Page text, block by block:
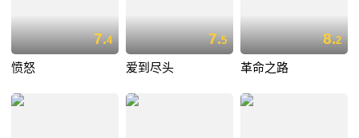
7.4
愤怒
7.5
爱到尽头
8.2
革命之路